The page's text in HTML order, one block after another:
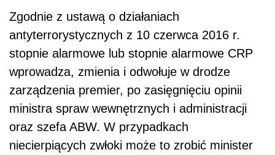
Zgodnie z ustawą o działaniach
antyterrorystycznych z 10 czerwca 2016 r.
stopnie alarmowe lub stopnie alarmowe CRP
wprowadza, zmienia i odwołuje w drodze
zarządzenia premier, po zasięgnięciu opinii
ministra spraw wewnętrznych i administracji
oraz szefa ABW. W przypadkach
niecierpiących zwłoki może to zrobić minister